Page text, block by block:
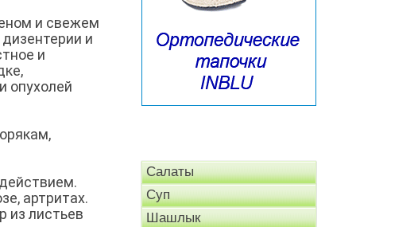
и свежем
и
и
опухолей
артритах.
из листьев
Салаты
Суп
Шашлык